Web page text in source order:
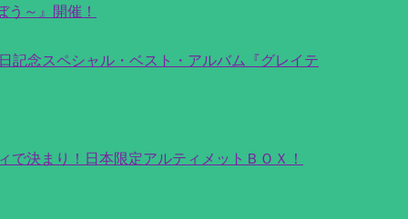
～』開催！
記念スペシャル・ベスト・アルバム『グレイテ
決まり！日本限定アルティメットＢＯＸ！